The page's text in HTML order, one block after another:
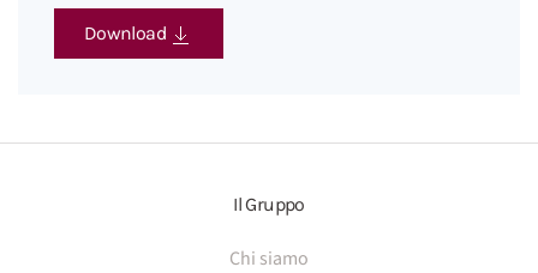
Download
Il Gruppo
Chi siamo